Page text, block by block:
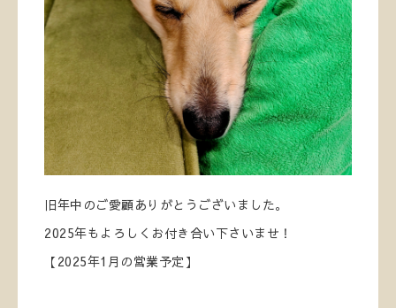
旧年中のご愛顧ありがとうございました。
2025年もよろしくお付き合い下さいませ！
【2025年1月の営業予定】